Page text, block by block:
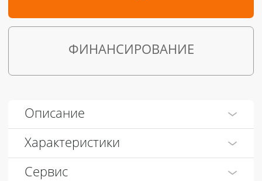
ФИНАНСИРОВАНИЕ
Описание
Характеристики
Сервис